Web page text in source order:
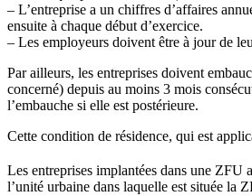
– L’entreprise a un chiffres d’affaires
ensuite à chaque début d’exercice.
– Les employeurs doivent être à jour de
Par ailleurs, les entreprises doivent
concerné) depuis au moins 3 mois
l’embauche si elle est postérieure.
Cette condition de résidence, qui est
Les entreprises implantées dans une ZFU
l’unité urbaine dans laquelle est située la